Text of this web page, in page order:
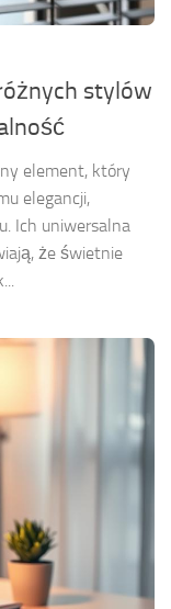
stylów
element, który
elegancji,
Ich uniwersalna
że świetnie